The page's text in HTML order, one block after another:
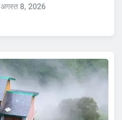
अगस्त 8, 2026